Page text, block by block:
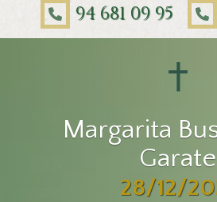
94 681 09 95
Margarita
Garate
28/12/